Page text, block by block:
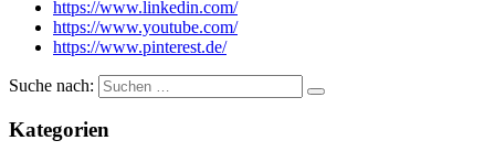
https://www.linkedin.com/
https://www.youtube.com/
https://www.pinterest.de/
Suche nach:
Kategorien